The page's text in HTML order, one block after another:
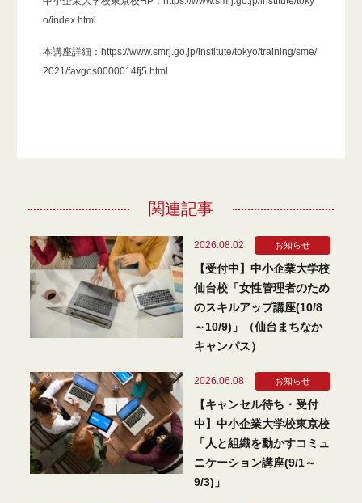
o/index.html
本講座詳細： https://www.smrj.go.jp/institute/tokyo/training/sme/
2021/favgos0000014fj5.html
関連記事
2026.08.02 お知らせ
【受付中】中小企業大学校
仙台校「女性管理者のため
のスキルアップ講座(10/8
～10/9)」（仙台まちなか
キャンパス）
2026.06.08 お知らせ
【キャンセル待ち・受付
中】中小企業大学校東京校
「人と組織を動かすコミュ
ニケーション講座(9/1～
9/3)」